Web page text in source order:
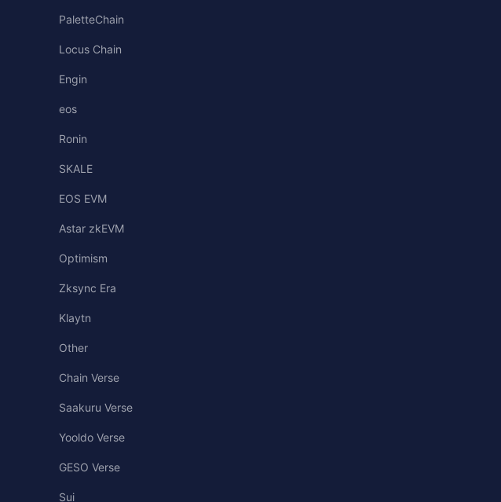
PaletteChain
Locus Chain
Engin
eos
Ronin
SKALE
EOS EVM
Astar zkEVM
Optimism
Zksync Era
Klaytn
Other
Chain Verse
Saakuru Verse
Yooldo Verse
GESO Verse
Sui